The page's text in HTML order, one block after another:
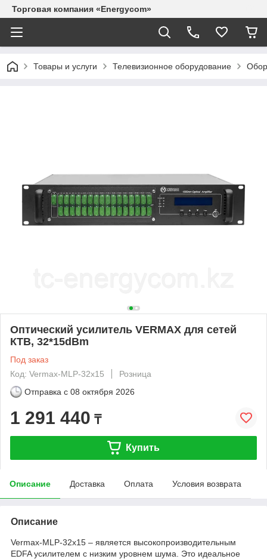
Торговая компания «Energycom»
Товары и услуги Телевизионное оборудование
Оптический усилитель VERMAX для сетей
КТВ, 32*15dBm
Под заказ
Код: Vermax-MLP-32x15
Розница
Отправка с 08 октября 2026
1 291 440 ₸
Купить
Описание Доставка Оплата Условия возврата
Описание
Vermax-MLP-32x15 – является высокопроизводительным
EDFA усилителем с низким уровнем шума. Это идеальное